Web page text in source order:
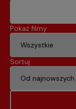
Pokaż filmy
Sortuj